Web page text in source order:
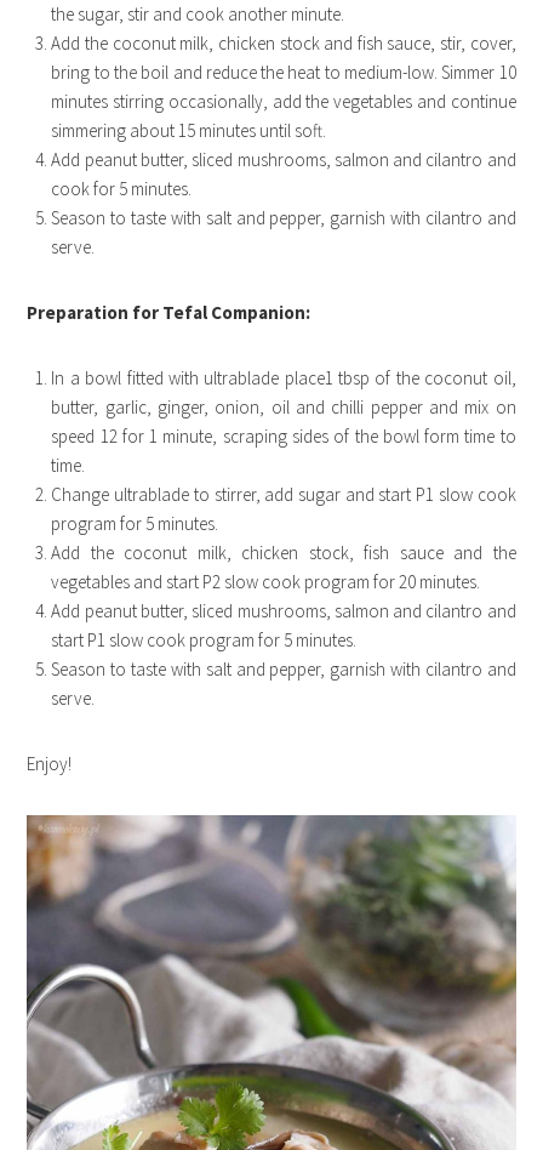
the sugar, stir and cook another minute.
Add the coconut milk, chicken stock and fish sauce, stir, cover,
bring to the boil and reduce the heat to medium-low. Simmer 10
minutes stirring occasionally, add the vegetables and continue
simmering about 15 minutes until soft.
Add peanut butter, sliced mushrooms, salmon and cilantro and
cook for 5 minutes.
Season to taste with salt and pepper, garnish with cilantro and
serve.
Preparation for Tefal Companion:
In a bowl fitted with ultrablade place1 tbsp of the coconut oil,
butter, garlic, ginger, onion, oil and chilli pepper and mix on
speed 12 for 1 minute, scraping sides of the bowl form time to
time.
Change ultrablade to stirrer, add sugar and start P1 slow cook
program for 5 minutes.
Add the coconut milk, chicken stock, fish sauce and the
vegetables and start P2 slow cook program for 20 minutes.
Add peanut butter, sliced mushrooms, salmon and cilantro and
start P1 slow cook program for 5 minutes.
Season to taste with salt and pepper, garnish with cilantro and
serve.
Enjoy!